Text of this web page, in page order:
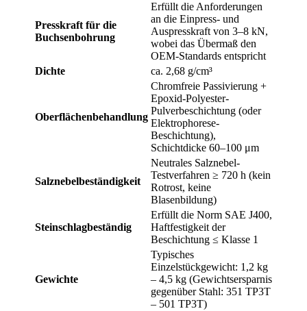
Presskraft für die
Buchsenbohrung
Erfüllt die Anforderungen
an die Einpress- und
Auspresskraft von 3–8 kN,
wobei das Übermaß den
OEM-Standards entspricht
Dichte
ca. 2,68 g/cm³
Oberflächenbehandlung
Chromfreie Passivierung +
Epoxid-Polyester-
Pulverbeschichtung (oder
Elektrophorese-
Beschichtung),
Schichtdicke 60–100 μm
Salznebelbeständigkeit
Neutrales Salznebel-
Testverfahren ≥ 720 h (kein
Rotrost, keine
Blasenbildung)
Steinschlagbeständig
Erfüllt die Norm SAE J400,
Haftfestigkeit der
Beschichtung ≤ Klasse 1
Gewichte
Typisches
Einzelstückgewicht: 1,2 kg
– 4,5 kg (Gewichtsersparnis
gegenüber Stahl: 351 TP3T
– 501 TP3T)